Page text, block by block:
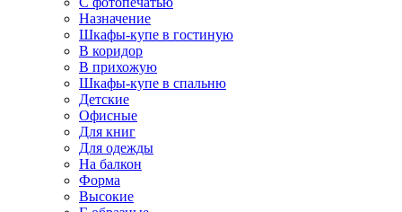
Назначение
Шкафы-купе в гостиную
В коридор
В прихожую
Шкафы-купе в спальню
Детские
Офисные
Для книг
Для одежды
На балкон
Форма
Высокие